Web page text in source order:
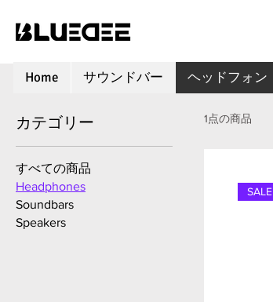
Home サウンドバー ヘッドフォン
カテゴリー
すべての商品
Headphones
Soundbars
Speakers
1点の商品
SALE